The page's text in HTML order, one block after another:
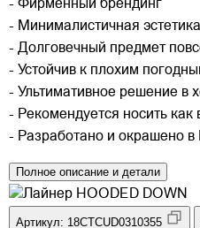
- Фирменный брендинг
- Минималистичная эстетика
- Долговечный предмет
- Устойчив к плохим
- Ультимативное решение в
- Рекомендуется носить
- Разработано и окрашено
Полное описание и детали
Артикул: 18CTCUD0310355